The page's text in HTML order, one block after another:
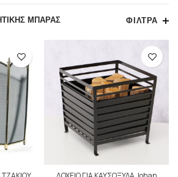
ΜΠΆΡΑΣ ΦΊΛΤΡΑ